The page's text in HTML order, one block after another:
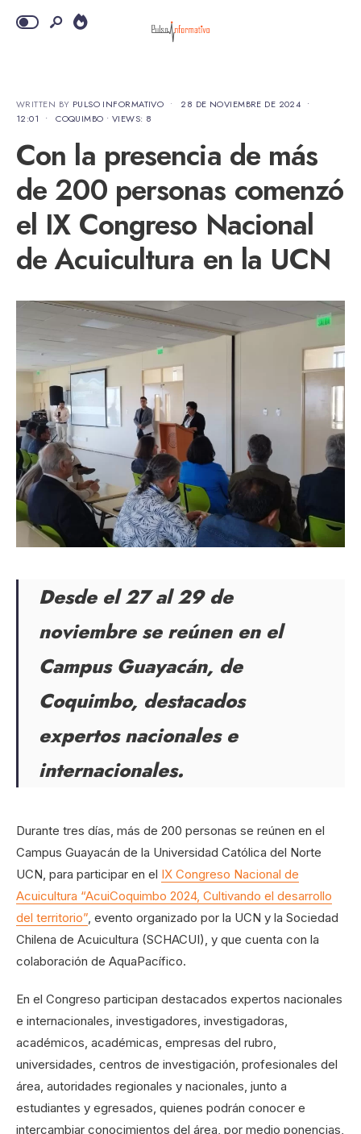
WRITTEN BY PULSO INFORMATIVO • 28 DE NOVIEMBRE DE 2024 •
12:01
• COQUIMBO • VIEWS: 8
Con la presencia de más
de 200 personas comenzó
el IX Congreso Nacional
de Acuicultura en la UCN
Desde el 27 al 29 de
noviembre se reúnen en el
Campus Guayacán, de
Coquimbo, destacados
expertos nacionales e
internacionales.
Durante tres días, más de 200 personas se reúnen en el
Campus Guayacán de la Universidad Católica del Norte
UCN, para participar en el IX Congreso Nacional de
Acuicultura “AcuiCoquimbo 2024, Cultivando el desarrollo
del territorio”, evento organizado por la UCN y la Sociedad
Chilena de Acuicultura (SCHACUI), y que cuenta con la
colaboración de AquaPacífico.
En el Congreso participan destacados expertos nacionales
e internacionales, investigadores, investigadoras,
académicos, académicas, empresas del rubro,
universidades, centros de investigación, profesionales del
área, autoridades regionales y nacionales, junto a
estudiantes y egresados, quienes podrán conocer e
intercambiar conocimientos del área, por medio ponencias,